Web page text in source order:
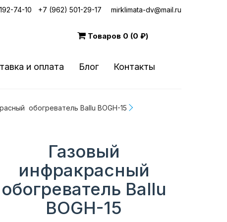
74-10 +7 (962) 501-29-17 mirklimata-dv@mail.ru
Товаров 0 (0 ₽)
и оплата Блог Контакты
обогреватель Ballu BOGH-15
Газовый
инфракрасный
обогреватель Ballu
BOGH-15